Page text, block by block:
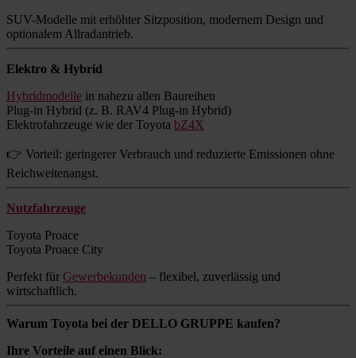
SUV-Modelle mit erhöhter Sitzposition, modernem Design und
optionalem Allradantrieb.
Elektro & Hybrid
Hybridmodelle in nahezu allen Baureihen
Plug-in Hybrid (z. B. RAV4 Plug-in Hybrid)
Elektrofahrzeuge wie der Toyota bZ4X
👉 Vorteil: geringerer Verbrauch und reduzierte Emissionen ohne
Reichweitenangst.
Nutzfahrzeuge
Toyota Proace
Toyota Proace City
Perfekt für Gewerbekunden – flexibel, zuverlässig und
wirtschaftlich.
Warum Toyota bei der DELLO GRUPPE kaufen?
Ihre Vorteile auf einen Blick: